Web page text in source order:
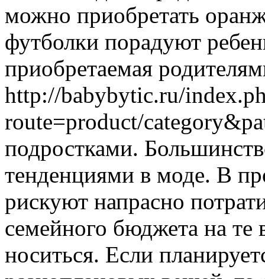
можно приобретать
футболки порадуют
приобретаемая
http://babybytic.ru/
route=product/
подростками.
тенденциями в моде. В
рискуют напрасно
семейного бюджета на те
носиться. Если